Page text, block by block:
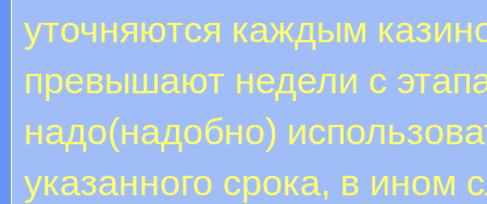
уточняются каждым
превышают недели с
надо(надобно)
указанного срока, в ином